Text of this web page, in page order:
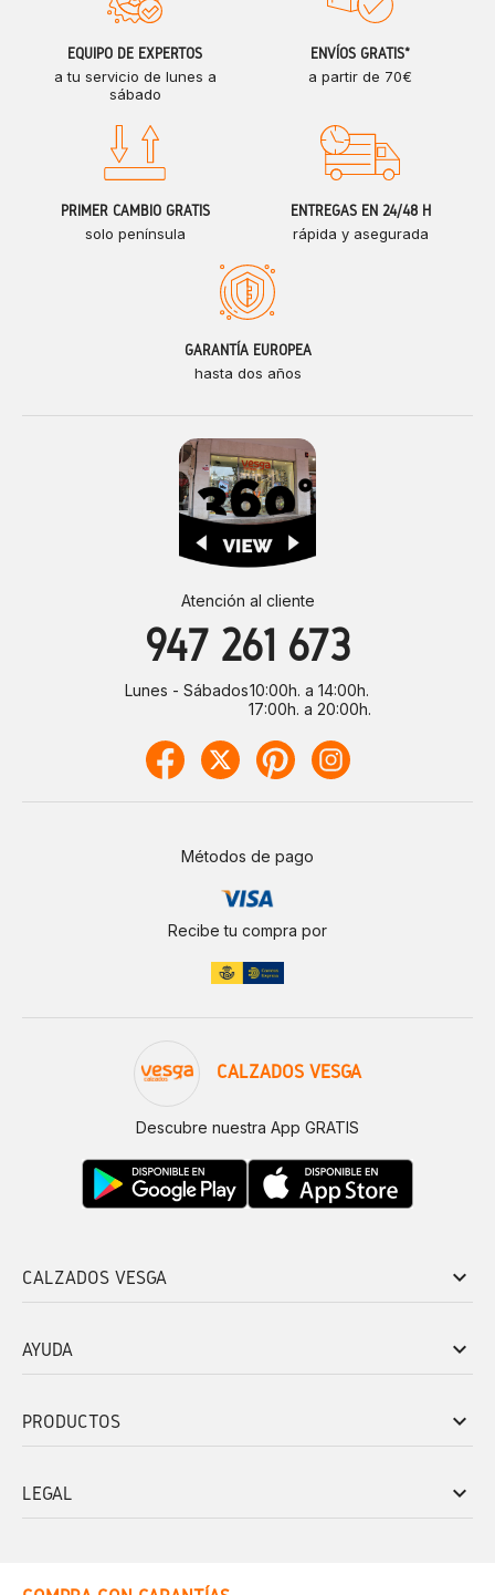
EQUIPO DE EXPERTOS
a tu servicio de lunes a
sábado
ENVÍOS GRATIS*
a partir de 70€
PRIMER CAMBIO GRATIS
solo península
ENTREGAS EN 24/48 H
rápida y asegurada
GARANTÍA EUROPEA
hasta dos años
Atención al cliente
947 261 673
Lunes - Sábados10:00h. a 14:00h.
17:00h. a 20:00h.
Métodos de pago
Recibe tu compra por
CALZADOS VESGA
Descubre nuestra App GRATIS
CALZADOS VESGA keyboard_arrow_down
AYUDA keyboard_arrow_down
PRODUCTOS keyboard_arrow_down
LEGAL keyboard_arrow_down